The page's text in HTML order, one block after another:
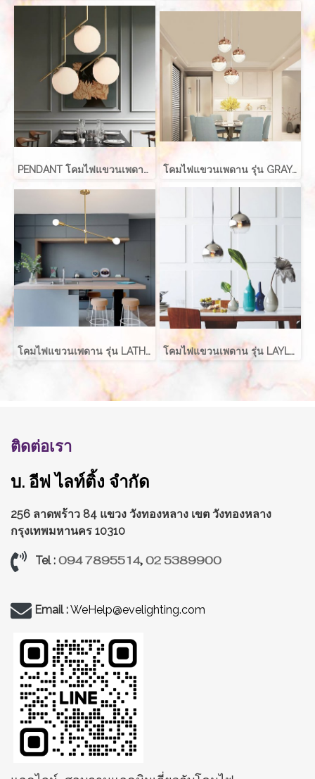
PENDANT โคมไฟแขวนเพดาน รุ่น ABALL สำหรับใส่หลอด E27 จำนวน 1 ดวง โคมไฟแขวนเพดาน รุ่น GRAYCE EVE-00417 LED 5W
โคมไฟแขวนเพดาน รุ่น LATHER EVE-00411 สำหรับใส่หลอด E27 จำนวน 2 ดวง โคมไฟแขวนเพดาน รุ่น LAYLA EVE-00416 สำหรับใส่หลอด E27 จำนวน 1 ดวง
ติดต่อเรา
บ. อีฟ ไลท์ติ้ง จำกัด
256 ลาดพร้าว 84 แขวง วังทองหลาง เขต วังทองหลาง
กรุงเทพมหานคร 10310
Tel : 094 7895514,02 5389900
Email :WeHelp@evelighting.com